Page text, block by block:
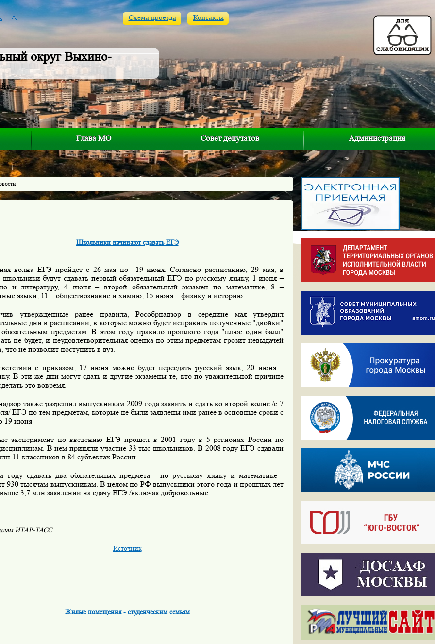
округ Выхино-
Схема проезда Контакты
Глава МО Совет депутатов Администрация
Школьники начинают сдавать ЕГЭ
волна ЕГЭ пройдет с 26 мая по 19 июня. Согласно расписанию, 29 мая, в
школьники будут сдавать первый обязательный ЕГЭ по русскому языку, 1 июня –
и литературу, 4 июня – второй обязательный экзамен по математике, 8 –
языки, 11 – обществознание и химию, 15 июня – физику и историю.
утвержденные ранее правила, Рособрнадзор в середине мая утвердил
дни в расписании, в которые можно будет исправить полученные "двойки"
предметам. В этом году правило прошлого года "плюс один балл"
не будет, и неудовлетворительная оценка по этим предметам грозит невыдачей
что не позволит поступить в вуз.
с приказом, 17 июня можно будет пересдать русский язык, 20 июня –
В эти же дни могут сдать и другие экзамены те, кто по уважительной причине
это вовремя.
также разрешил выпускникам 2009 года заявить и сдать во второй волне /с 7
ЕГЭ по тем предметам, которые не были заявлены ими ранее в основные сроки с
19 июня.
эксперимент по введению ЕГЭ прошел в 2001 году в 5 регионах России по
В нем приняли участие 33 тыс школьников. В 2008 году ЕГЭ сдавали
11-классников в 84 субъектах России.
сдавать два обязательных предмета - по русскому языку и математике -
930 тысячам выпускникам. В целом по РФ выпускники этого года и прошлых лет
3,7 млн заявлений на сдачу ЕГЭ /включая добровольные.
ИТАР-ТАСС
Источник
Жилые помещения - студенческим семьям